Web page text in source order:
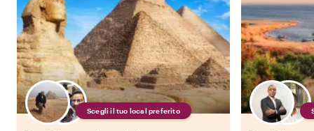
Scegli il tuo local preferito